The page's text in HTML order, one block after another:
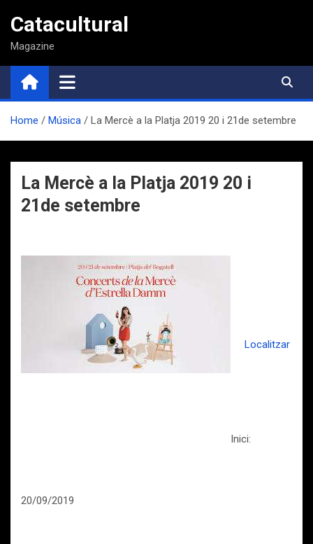
contenido
Catacultural
Magazine
Home Música La Mercè a la Platja 2019 20 i 21de setembre
La Mercè a la Platja 2019 20 i
21de setembre
Localitzar
Inici:
20/09/2019